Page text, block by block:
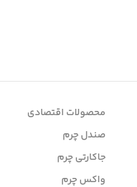
محصولات اقتصادی
صندل چرم
جاکارتی چرم
واکس چرم